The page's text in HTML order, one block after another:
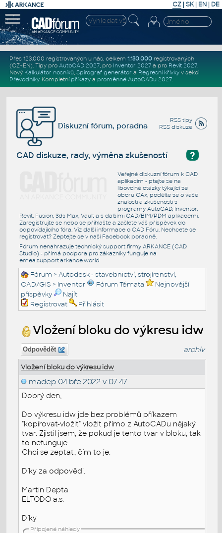
CZ | SK| EN | DE
Přes 123.000 registrovaných u nás, celkem 1.130.000registrovaných
(CZ+EN). Tipy pro AutoCAD 2027, pro Inventor 2027a pro Revit 2027.
Nový Kalkulátor nosníků, Spirograf generátor a Regresní křivkyv sekci
Převodníky. Kompletní příkazya proměnné AutoCADu 2027.
RSS tipy
RSS diskuze
Diskuzní fórum, poradna
?
CAD diskuze, rady, výměna zkušeností
Veřejné diskuzní fórum k CAD
aplikacím - ptejte se na
libovolné otázky týkající se
oboru CAx, podělte se o vaše
znalosti a zkušenosti s
programy AutoCAD, Inventor,
Revit, Fusion, 3ds Max, Vault a s dalšími CAD/BIM/PDM aplikacemi.
Zaregistrujte se nebo se přihlašte a zašlete váš příspěvek do
odpovídajícího fóra. Viz další informace o CAD Fóru. Nechcete se
registrovat? Zeptejte se v naší Facebook poradně.
Fórum nenahrazuje technický support firmy ARKANCE (CAD
Studio) - přímá podpora pro zákazníky funguje na
emea.support.arkance.world
Fórum >Autodesk - stavebnictví, strojírenství,
CAD/GIS > Inventor Fórum Témata
Nejnovější
příspěvky
Najít
Registrovat
Přihlásit
Vložení bloku do výkresu idw
Odpovědět archiv
Vložení bloku do výkresu idw
madep 04.bře.2022 v 07:47
Dobrý den,
Do výkresu idw jde bez problémů příkazem
"kopírovat-vložit" vložit přímo z AutoCADu nějaký
tvar. Zjistil jsem, že pokud je tento tvar v bloku, tak
to nefunguje.
Chci se zeptat, čím to je.
Díky za odpovědi.
Martin Depta
ELTODO a.s.
Díky
Připojené náhledy